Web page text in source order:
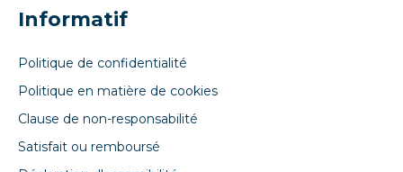
Informatif
Politique de confidentialité
Politique en matière de cookies
Clause de non-responsabilité
Satisfait ou remboursé